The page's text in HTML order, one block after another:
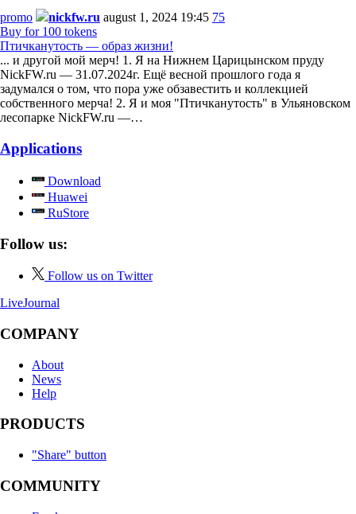
promo nickfw.ru august 1, 2024 19:45 75
Buy for 100 tokens
Птичканутость — образ жизни!
... и другой мой мерч! 1. Я на Нижнем Царицынском пруду
NickFW.ru — 31.07.2024г. Ещё весной прошлого года я
задумался о том, что пора уже обзавестить и коллекцией
собственного мерча! 2. Я и моя "Птичканутость" в Ульяновском
лесопарке NickFW.ru —…
Applications
Download
Huawei
RuStore
Follow us:
Follow us on Twitter
LiveJournal
COMPANY
About
News
Help
PRODUCTS
"Share" button
COMMUNITY